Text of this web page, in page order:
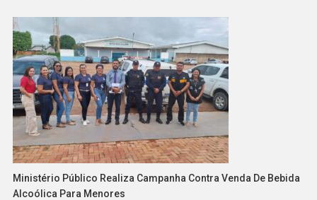
Ministério Público Realiza Campanha Contra Venda De Bebida
Alcoólica Para Menores